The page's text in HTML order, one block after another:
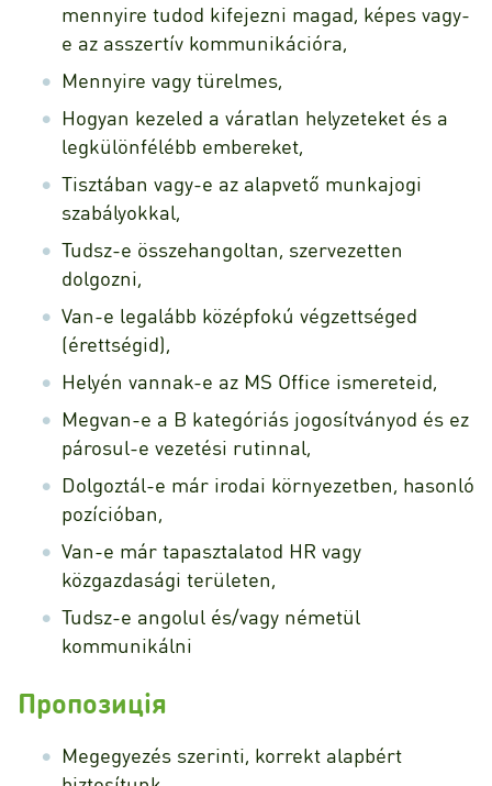
mennyire tudod kifejezni magad, képes vagy-
e az asszertív kommunikációra,
Mennyire vagy türelmes,
Hogyan kezeled a váratlan helyzeteket és a
legkülönfélébb embereket,
Tisztában vagy-e az alapvető munkajogi
szabályokkal,
Tudsz-e összehangoltan, szervezetten
dolgozni,
Van-e legalább középfokú végzettséged
(érettségid),
Helyén vannak-e az MS Office ismereteid,
Megvan-e a B kategóriás jogosítványod és ez
párosul-e vezetési rutinnal,
Dolgoztál-e már irodai környezetben, hasonló
pozícióban,
Van-e már tapasztalatod HR vagy
közgazdasági területen,
Tudsz-e angolul és/vagy németül
kommunikálni
Пропозиція
Megegyezés szerinti, korrekt alapbért